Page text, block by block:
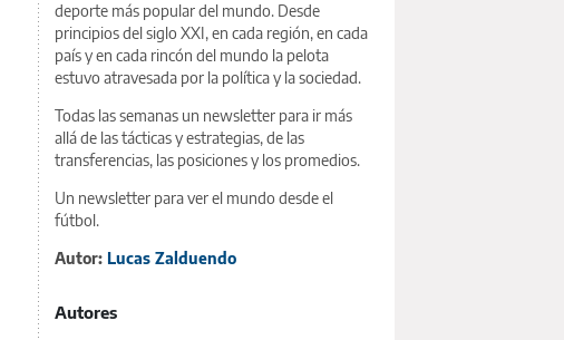
deporte más popular del mundo. Desde
principios del siglo XXI, en cada región, en cada
país y en cada rincón del mundo la pelota
estuvo atravesada por la política y la sociedad.
Todas las semanas un newsletter para ir más
allá de las tácticas y estrategias, de las
transferencias, las posiciones y los promedios.
Un newsletter para ver el mundo desde el
fútbol.
Autor: Lucas Zalduendo
Autores